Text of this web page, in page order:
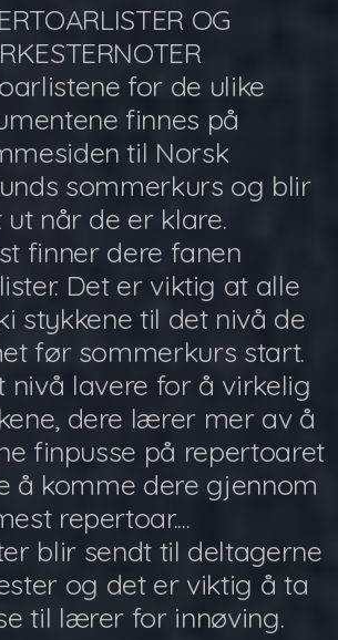
OG
for de ulike
finnes på
til Norsk
sommerkurs og blir
ut når de er klare.
finner dere fanen
Det er viktig at alle
stykkene til det nivå de
før sommerkurs start.
nivå lavere for å virkelig
dere lærer mer av å
finpusse på repertoaret
å komme dere gjennom
repertoar....
blir sendt til deltagerne
og det er viktig å ta
til lærer for innøving.